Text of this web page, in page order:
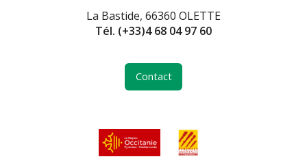
La Bastide, 66360 OLETTE
Tél. (+33)4 68 04 97 60
Contact